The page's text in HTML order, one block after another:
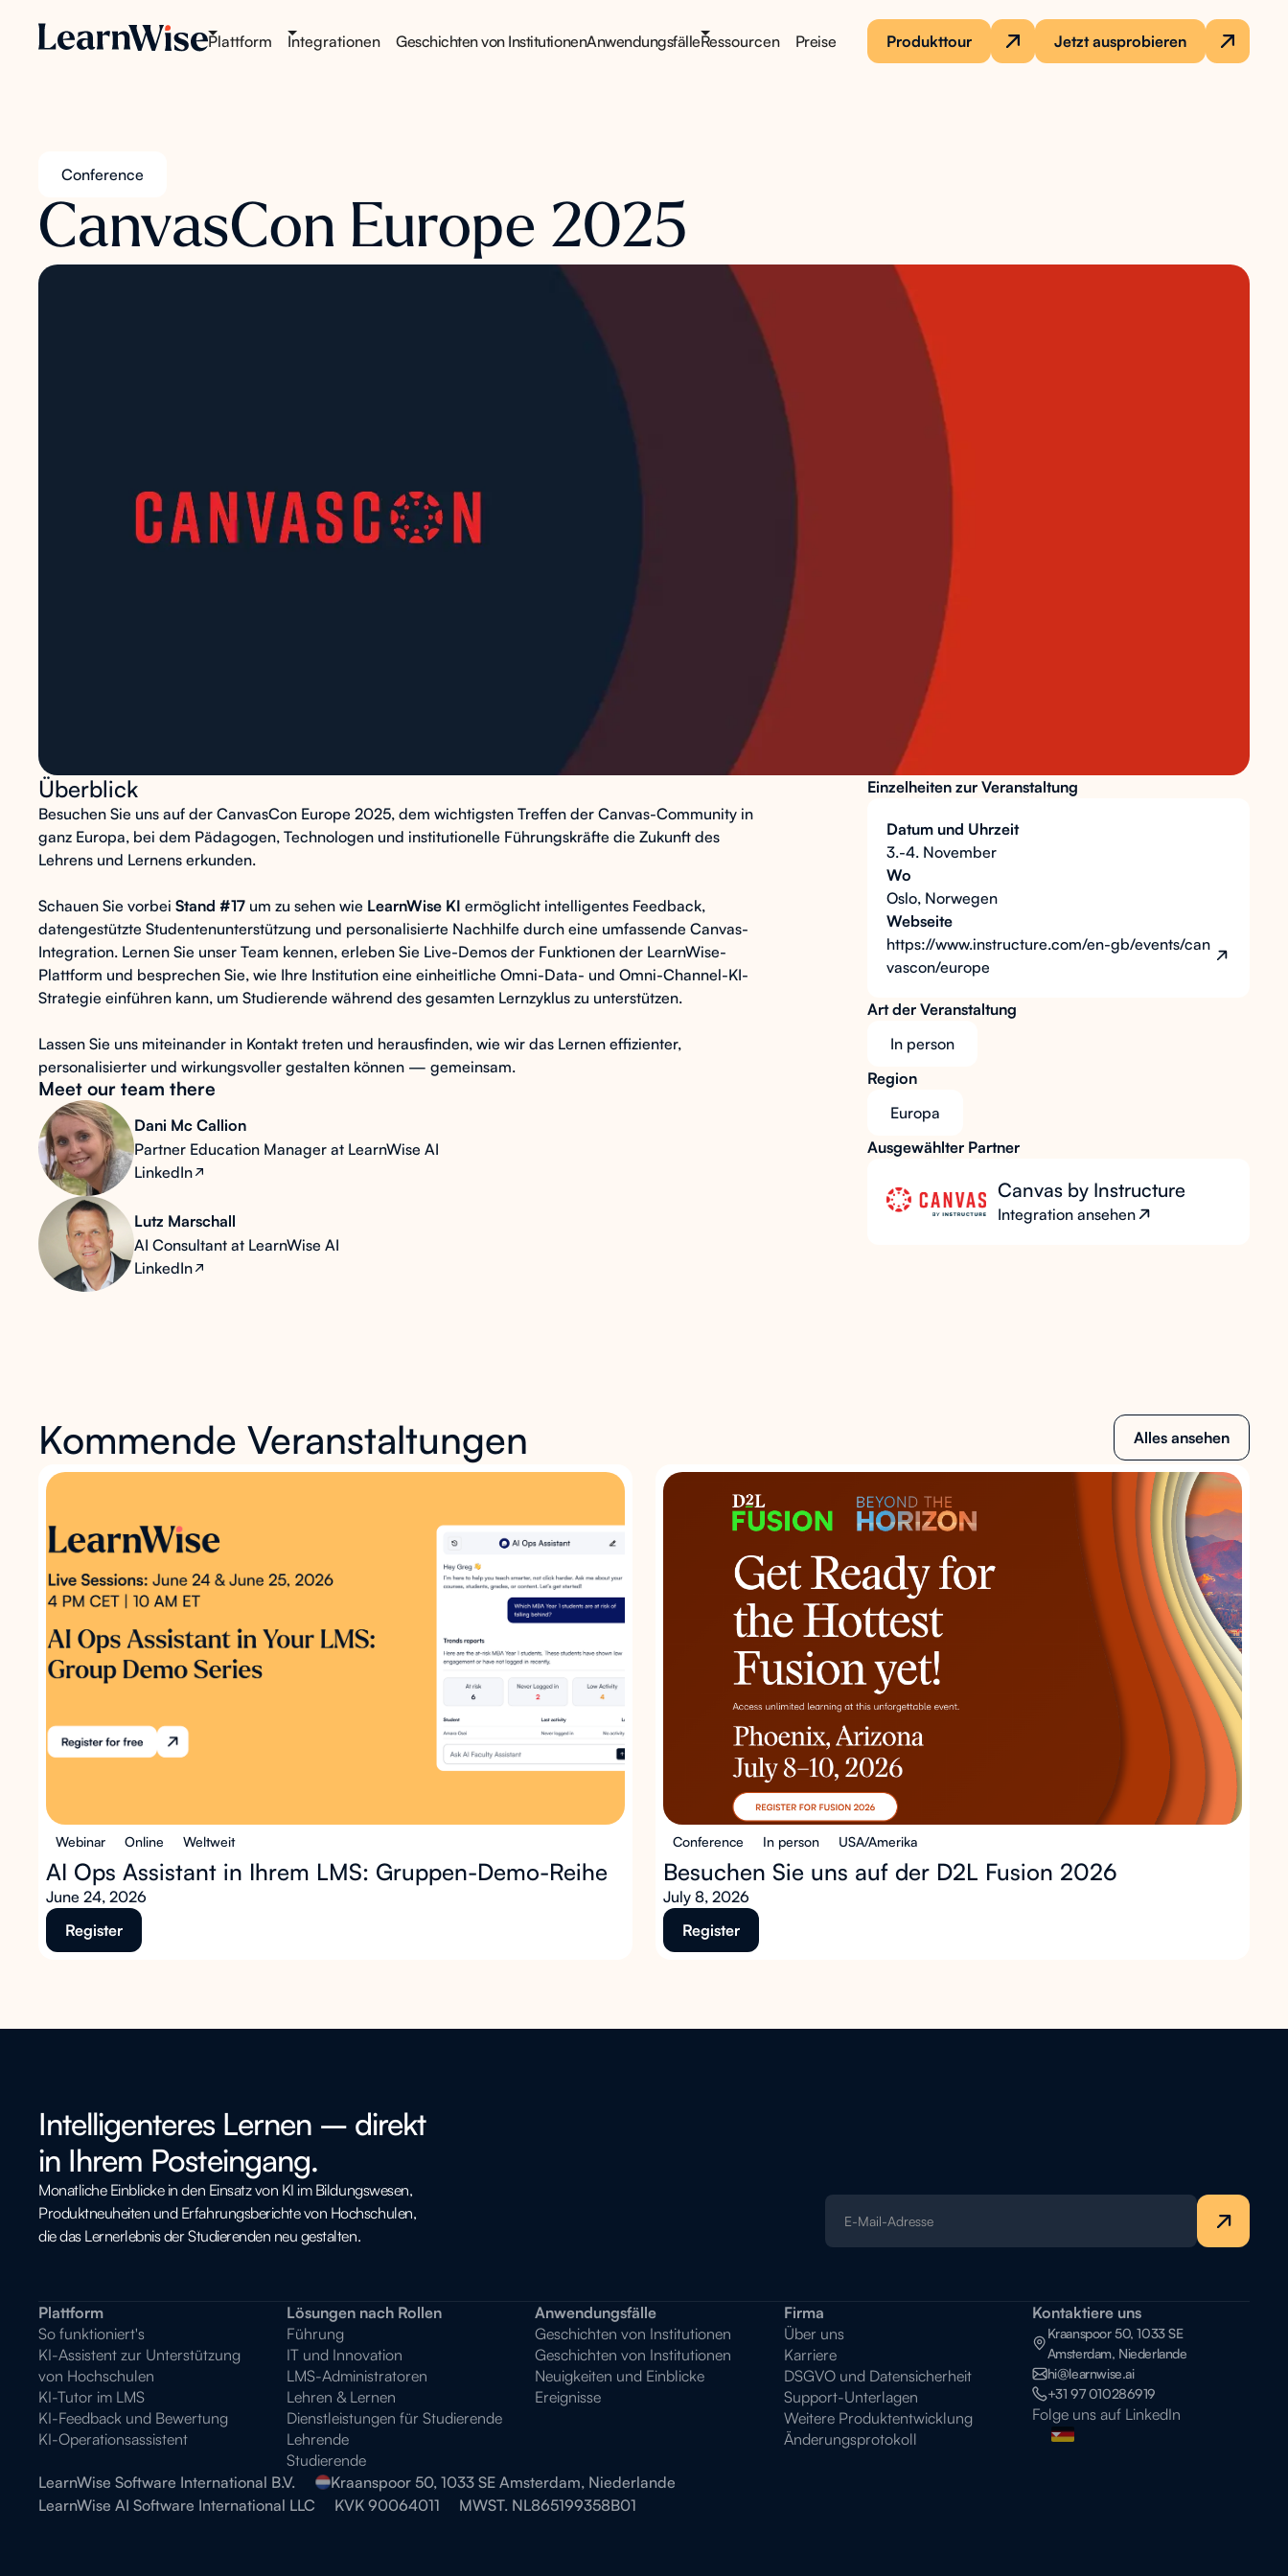
Plattform Integrationen Geschichten von InstitutionenAnwendungsfälleRessourcen Preise Produkttour Jetzt ausprobieren
Conference
CanvasCon Europe 2025
Überblick
Besuchen Sie uns auf der CanvasCon Europe 2025, dem wichtigsten Treffen der Canvas-Community in
ganz Europa, bei dem Pädagogen, Technologen und institutionelle Führungskräfte die Zukunft des
Lehrens und Lernens erkunden.
Schauen Sie vorbei Stand #17 um zu sehen wie LearnWise KI ermöglicht intelligentes Feedback,
datengestützte Studentenunterstützung und personalisierte Nachhilfe durch eine umfassende Canvas-
Integration. Lernen Sie unser Team kennen, erleben Sie Live-Demos der Funktionen der LearnWise-
Plattform und besprechen Sie, wie Ihre Institution eine einheitliche Omni-Data- und Omni-Channel-KI-
Strategie einführen kann, um Studierende während des gesamten Lernzyklus zu unterstützen.
Lassen Sie uns miteinander in Kontakt treten und herausfinden, wie wir das Lernen effizienter,
personalisierter und wirkungsvoller gestalten können — gemeinsam.
Meet our team there
Dani Mc Callion
Partner Education Manager at LearnWise AI
LinkedIn
Lutz Marschall
AI Consultant at LearnWise AI
LinkedIn
Einzelheiten zur Veranstaltung
Datum und Uhrzeit
3.-4. November
Wo
Oslo, Norwegen
Webseite
https://www.instructure.com/en-gb/events/can
vascon/europe
Art der Veranstaltung
In person
Region
Europa
Ausgewählter Partner
Canvas by Instructure
Integration ansehen
Kommende Veranstaltungen Alles ansehen
Webinar Online Weltweit
AI Ops Assistant in Ihrem LMS: Gruppen-Demo-Reihe
June 24, 2026
Register
Conference In person USA/Amerika
Besuchen Sie uns auf der D2L Fusion 2026
July 8, 2026
Register
Intelligenteres Lernen – direkt
in Ihrem Posteingang.
Monatliche Einblicke in den Einsatz von KI im Bildungswesen,
Produktneuheiten und Erfahrungsberichte von Hochschulen,
die das Lernerlebnis der Studierenden neu gestalten.
Plattform
So funktioniert's
KI-Assistent zur Unterstützung
von Hochschulen
KI-Tutor im LMS
KI-Feedback und Bewertung
KI-Operationsassistent
Lösungen nach Rollen
Führung
IT und Innovation
LMS-Administratoren
Lehren & Lernen
Dienstleistungen für Studierende
Lehrende
Studierende
Anwendungsfälle
Geschichten von Institutionen
Geschichten von Institutionen
Neuigkeiten und Einblicke
Ereignisse
Firma
Über uns
Karriere
DSGVO und Datensicherheit
Support-Unterlagen
Weitere Produktentwicklung
Änderungsprotokoll
Kontaktiere uns
Kraanspoor 50, 1033 SE
Amsterdam, Niederlande
hi@learnwise.ai
+31 97 010286919
Folge uns auf LinkedIn
LearnWise Software International B.V.
LearnWise AI Software International LLC
Kraanspoor 50, 1033 SE Amsterdam, Niederlande
KVK 90064011
MWST. NL865199358B01